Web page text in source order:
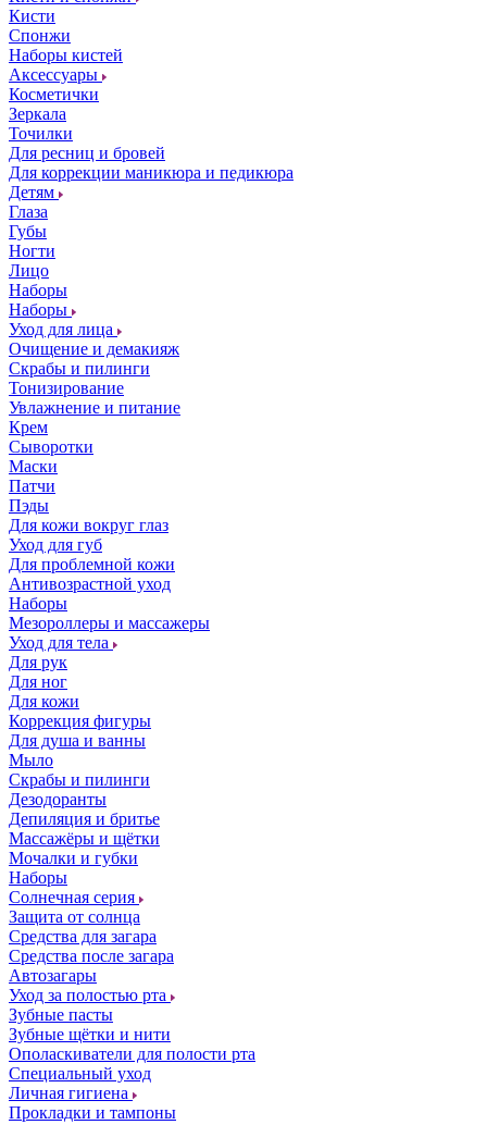
Кисти
Спонжи
Наборы кистей
Аксессуары
Косметички
Зеркала
Точилки
Для ресниц и бровей
Для коррекции маникюра и педикюра
Детям
Глаза
Губы
Ногти
Лицо
Наборы
Наборы
Уход для лица
Очищение и демакияж
Скрабы и пилинги
Тонизирование
Увлажнение и питание
Крем
Сыворотки
Маски
Патчи
Пэды
Для кожи вокруг глаз
Уход для губ
Для проблемной кожи
Антивозрастной уход
Наборы
Мезороллеры и массажеры
Уход для тела
Для рук
Для ног
Для кожи
Коррекция фигуры
Для душа и ванны
Мыло
Скрабы и пилинги
Дезодоранты
Депиляция и бритье
Массажёры и щётки
Мочалки и губки
Наборы
Солнечная серия
Защита от солнца
Средства для загара
Средства после загара
Автозагары
Уход за полостью рта
Зубные пасты
Зубные щётки и нити
Ополаскиватели для полости рта
Специальный уход
Личная гигиена
Прокладки и тампоны